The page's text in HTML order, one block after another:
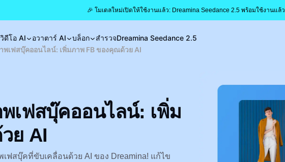
🎉 โมเดลใหม่เปิดให้ใช้งานแล้ว: Dreamina Seedance 2.5 พร้อมใช้งานแล้ว
วิดีโอ AI อวาตาร์ AI บล็อก สำรวจDreamina Seedance 2.5
พเฟสบุ๊คออนไลน์: เพิ่มภาพ FB ของคุณด้วย AI
เฟสบุ๊คออนไลน์: เพิ่ม
ย AI
ฟสบุ๊คที่ขับเคลื่อนด้วย AI ของ Dreamina! แก้ไข